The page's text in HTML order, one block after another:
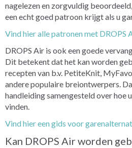
nagelezen en zorgvuldig
een echt goed patroon krijgt als u
Vind hier alle patronen met DROPS
DROPS Air is ook een goede
Dit betekent dat het kan worden
recepten van b.v. PetiteKnit,
andere populaire breiontwerpers.
handleiding samengesteld over hoe
vinden.
Vind hier een gids voor
Kan DROPS Air worden